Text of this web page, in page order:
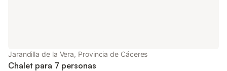
Jarandilla de la Vera, Provincia de Cáceres
Chalet para 7 personas